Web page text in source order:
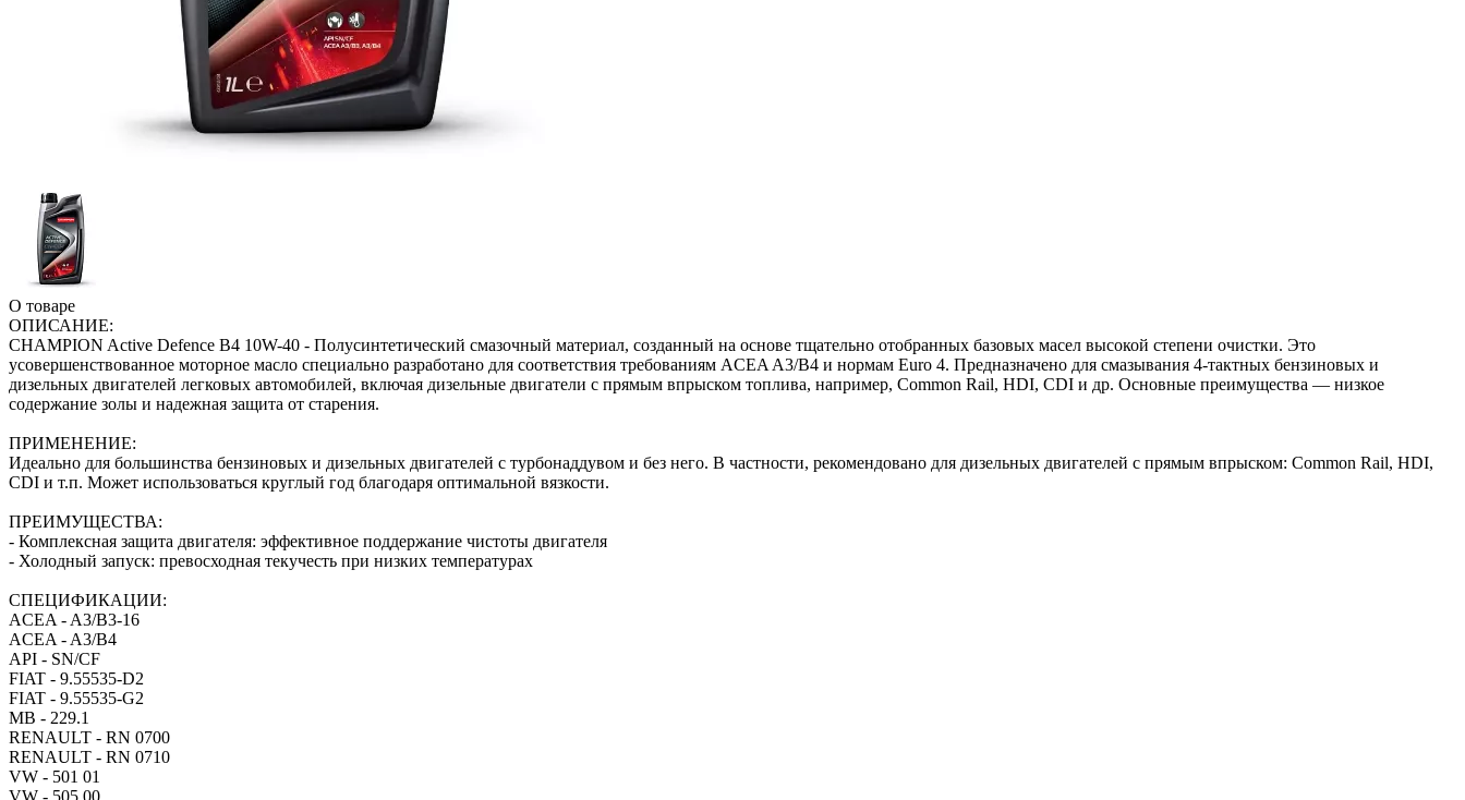
О товаре
ОПИСАНИЕ:
CHAMPION Active Defence B4 10W-40 - Полусинтетический смазочный материал, созданный на основе тщательно отобранных базовых масел высокой степени очистки. Это
усовершенствованное моторное масло специально разработано для соответствия требованиям ACEA A3/B4 и нормам Euro 4. Предназначено для смазывания 4-тактных бензиновых и
дизельных двигателей легковых автомобилей, включая дизельные двигатели с прямым впрыском топлива, например, Common Rail, HDI, CDI и др. Основные преимущества — низкое
содержание золы и надежная защита от старения.
ПРИМЕНЕНИЕ:
Идеально для большинства бензиновых и дизельных двигателей с турбонаддувом и без него. В частности, рекомендовано для дизельных двигателей с прямым впрыском: Common Rail, HDI,
CDI и т.п. Может использоваться круглый год благодаря оптимальной вязкости.
ПРЕИМУЩЕСТВА:
- Комплексная защита двигателя: эффективное поддержание чистоты двигателя
- Холодный запуск: превосходная текучесть при низких температурах
СПЕЦИФИКАЦИИ:
ACEA - A3/B3-16
ACEA - A3/B4
API - SN/CF
FIAT - 9.55535-D2
FIAT - 9.55535-G2
MB - 229.1
RENAULT - RN 0700
RENAULT - RN 0710
VW - 501 01
VW - 505 00